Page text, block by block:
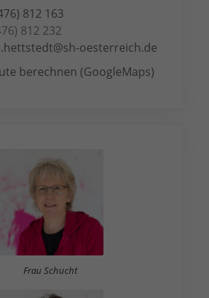
812 163
812 232
oesterreich.de
berechnen (GoogleMaps)
Frau Schucht
Informationen anonym. Diese Informationen
wie unsere Besucher unsere Website nutzen.
Informationen anzeigen
Datenschutzerklärung